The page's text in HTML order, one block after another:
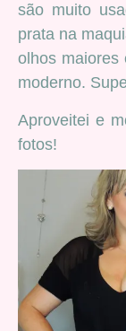
são muito
prata na
olhos maiores
moderno.
Aproveitei e
fotos!